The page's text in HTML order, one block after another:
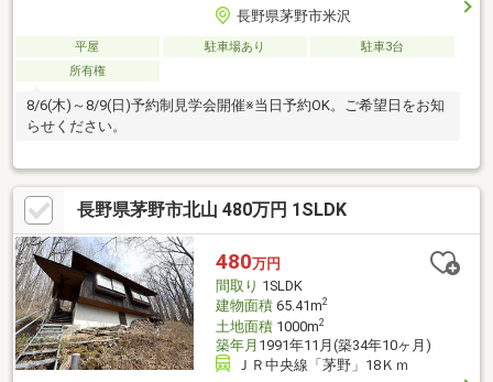
長野県茅野市米沢
平屋 駐車場あり
駐車3台
所有権
8/6(木)～8/9(日)予約制見学会開催※当日予約OK。ご希望日をお知
らせください。
長野県茅野市北山 480万円 1SLDK
480万円
間取り 1SLDK
建物面積65.41m2
土地面積1000m2
築年月 1991年11月(築34年10ヶ月)
ＪＲ中央線「茅野」18Ｋｍ